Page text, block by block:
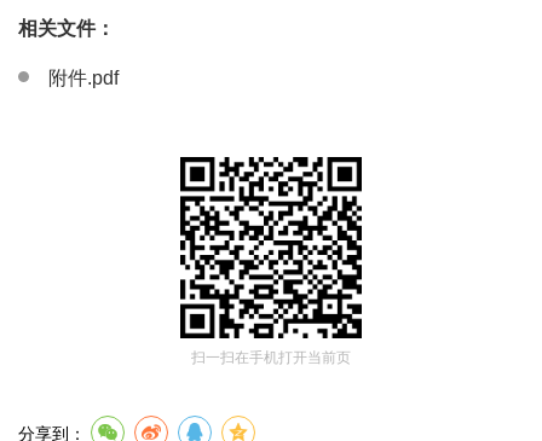
相关文件：
附件.pdf
扫一扫在手机打开当前页
分享到：